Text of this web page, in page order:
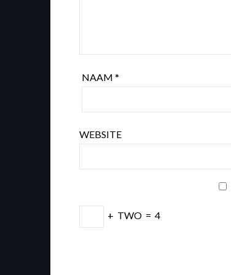
NAAM*
WEBSITE
+ TWO = 4